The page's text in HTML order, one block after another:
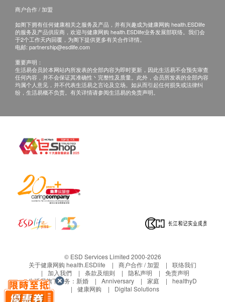
查询热线： 2413 7867
商户合作 / 加盟
如阁下拥有任何健康相关之服务及产品，并有兴趣成为健康网购 health.ESDlife
的服务及产品供应商，欢迎与健康网购 health.ESDlife业务发展部联络。我们会
于2个工作天内回覆，为阁下提供更多有关合作详情。
电邮: partnership@esdlife.com
重要声明：
生活易会员於本网站内所发表的全部内容为即时更新，因此生活易不会预先审查
任何内容，并不会保证其准确性丶完整性及质量。此外，会员所发表的全部内容
均属个人意见，并不代表生活易之言论及立场。如从而引起任何损失或法律纠
纷，生活易概不负责。有关详情请参阅生活易的免责声明。
© ESD Services Limited 2000-2026
关于健康网购 health.ESDlife
商户合作 / 加盟
联络我们
加入我們
条款及细则 隐私声明
免责声明
生活易旗下业务： 新婚 Anniversary 家庭
healthyD
健康网购
Digital Solutions